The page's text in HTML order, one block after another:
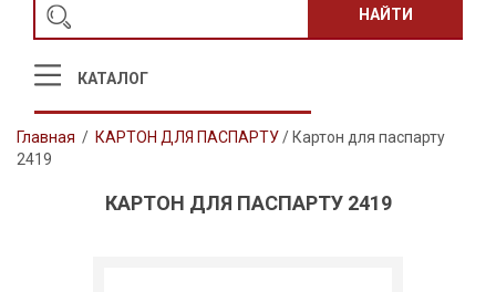
НАЙТИ
КАТАЛОГ
Главная / КАРТОН ДЛЯ ПАСПАРТУ/ Картон для паспарту
2419
КАРТОН ДЛЯ ПАСПАРТУ 2419